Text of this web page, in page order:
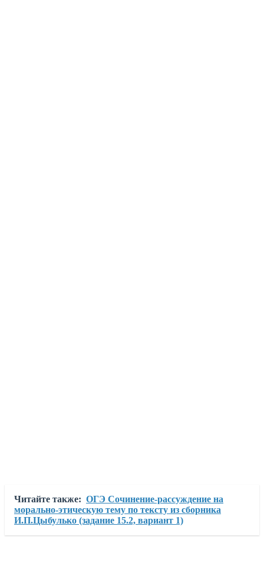
Читайте также: ОГЭ Сочинение-рассуждение на
морально-этическую тему по тексту из сборника
И.П.Цыбулько (задание 15.2, вариант 1)